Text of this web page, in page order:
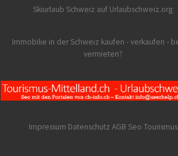
Skiurlaub Schweiz auf Urlaubschweiz.org
Immobilie in der Schweiz kaufen - verkaufen -
vermieten?
Impressum Datenschutz AGB Seo Tourismus